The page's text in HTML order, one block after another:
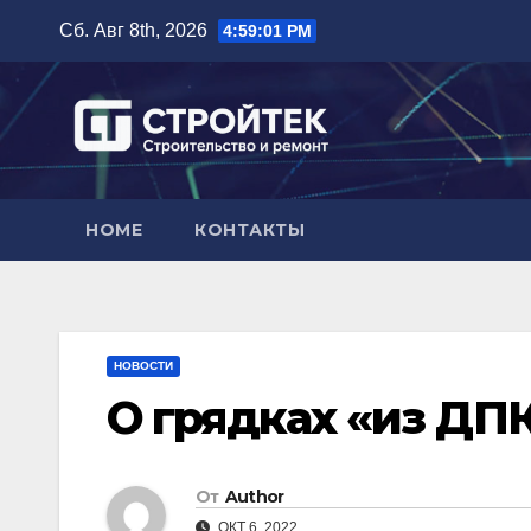
содержимому
Сб. Авг 8th, 2026 4:59:02 PM
HOME КОНТАКТЫ
НОВОСТИ
О грядках «из
От Author
ОКТ 6, 2022